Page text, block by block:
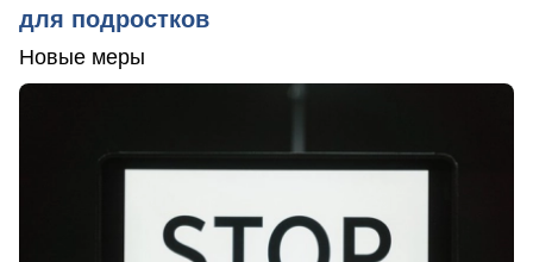
для подростков
Новые меры